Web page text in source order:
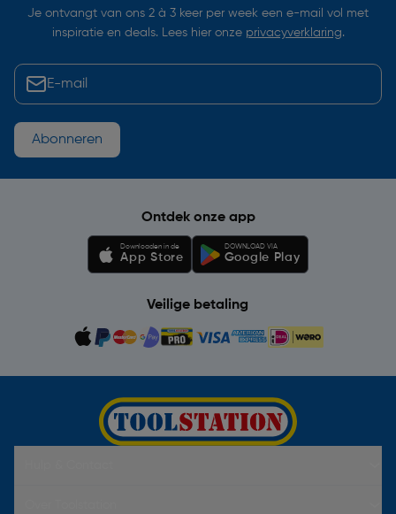
Je ontvangt van ons 2 à 3 keer per week een e-mail vol met
inspiratie en deals. Lees hier onze privacyverklaring.
Abonneren
Ontdek onze app
Downloaden in de
App Store
DOWNLOAD VIA
Google Play
Veilige betaling